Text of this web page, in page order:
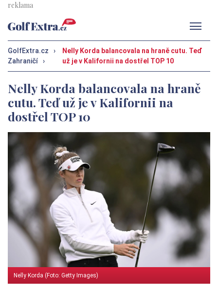
GolfExtra.cz
›
Zahraničí
›
Nelly Korda balancovala na hraně cutu. Teď
už je v Kalifornii na dostřel TOP 10
Nelly Korda balancovala na hraně
cutu. Teď už je v Kalifornii na
dostřel TOP 10
Nelly Korda (Foto: Getty Images)